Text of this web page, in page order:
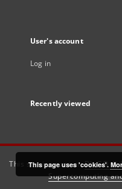
User's account
Log in
Recently viewed
This service runs onDInGO
Supercomputing
This page uses 'cookies'.